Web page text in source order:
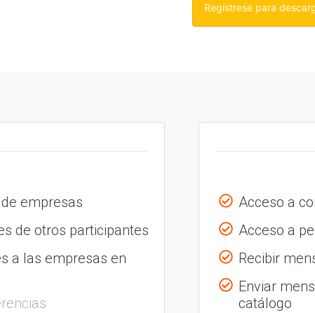
Regístrese para
empresas
de otros participantes
a las empresas en
Acceso a
Acceso a
Recibir
Enviar
catálogo